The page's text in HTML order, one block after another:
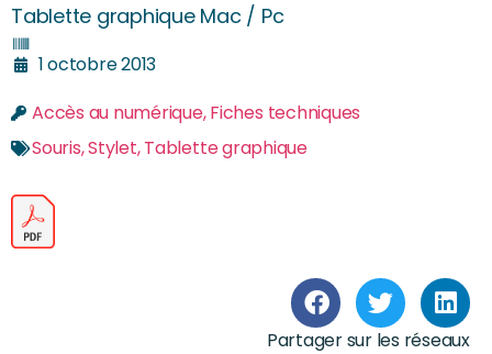
Tablette graphique Mac / Pc
1 octobre 2013
Accès au numérique,Fiches techniques
Souris,Stylet,Tablette graphique
Partager sur les réseaux